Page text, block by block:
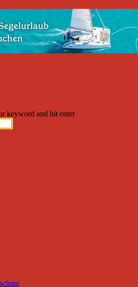
2026
Follow on Twitter Subscribe to RSS
keyword and hit enter